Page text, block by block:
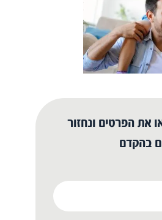
את הפרטים ונחזור
בהקדם